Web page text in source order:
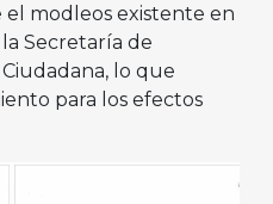
el modleos existente en
Secretaría de
lo que
para los efectos